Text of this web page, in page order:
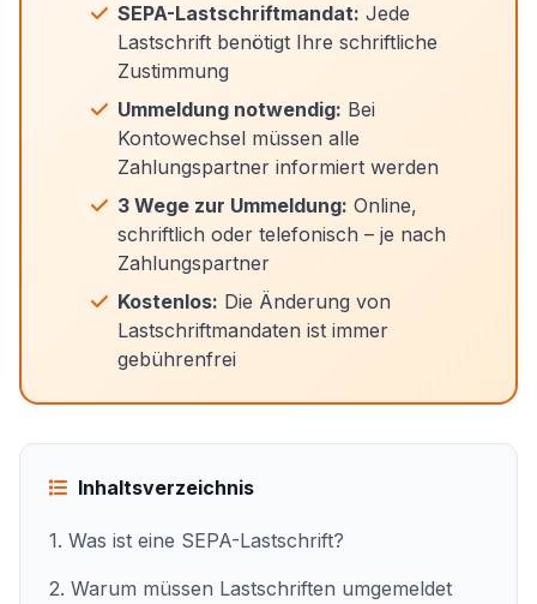
SEPA-Lastschriftmandat: Jede
Lastschrift benötigt Ihre schriftliche
Zustimmung
Ummeldung notwendig: Bei
Kontowechsel müssen alle
Zahlungspartner informiert werden
3 Wege zur Ummeldung: Online,
schriftlich oder telefonisch – je nach
Zahlungspartner
Kostenlos: Die Änderung von
Lastschriftmandaten ist immer
gebührenfrei
Inhaltsverzeichnis
1. Was ist eine SEPA-Lastschrift?
2. Warum müssen Lastschriften umgemeldet